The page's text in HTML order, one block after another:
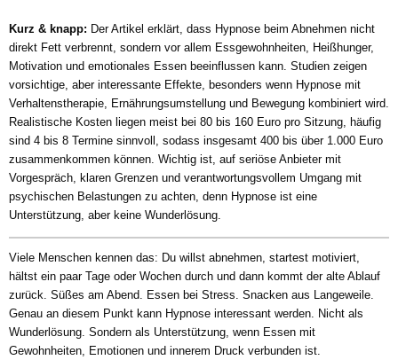
Kurz & knapp: Der Artikel erklärt, dass Hypnose beim Abnehmen nicht
direkt Fett verbrennt, sondern vor allem Essgewohnheiten, Heißhunger,
Motivation und emotionales Essen beeinflussen kann. Studien zeigen
vorsichtige, aber interessante Effekte, besonders wenn Hypnose mit
Verhaltenstherapie, Ernährungsumstellung und Bewegung kombiniert wird.
Realistische Kosten liegen meist bei 80 bis 160 Euro pro Sitzung, häufig
sind 4 bis 8 Termine sinnvoll, sodass insgesamt 400 bis über 1.000 Euro
zusammenkommen können. Wichtig ist, auf seriöse Anbieter mit
Vorgespräch, klaren Grenzen und verantwortungsvollem Umgang mit
psychischen Belastungen zu achten, denn Hypnose ist eine
Unterstützung, aber keine Wunderlösung.
Viele Menschen kennen das: Du willst abnehmen, startest motiviert,
hältst ein paar Tage oder Wochen durch und dann kommt der alte Ablauf
zurück. Süßes am Abend. Essen bei Stress. Snacken aus Langeweile.
Genau an diesem Punkt kann Hypnose interessant werden. Nicht als
Wunderlösung. Sondern als Unterstützung, wenn Essen mit
Gewohnheiten, Emotionen und innerem Druck verbunden ist.